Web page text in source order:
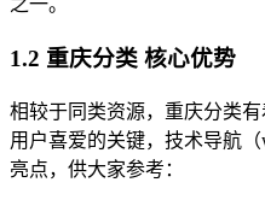
之一。
1.2 重庆分类 核心优势
相较于同类资源，重庆分类
用户喜爱的关键，技术导航
亮点，供大家参考：